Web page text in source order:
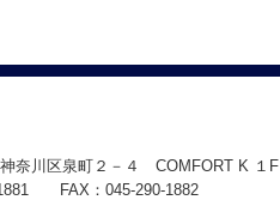
奈川区泉町２－４ COMFORT K １F
FAX：045-290-1882